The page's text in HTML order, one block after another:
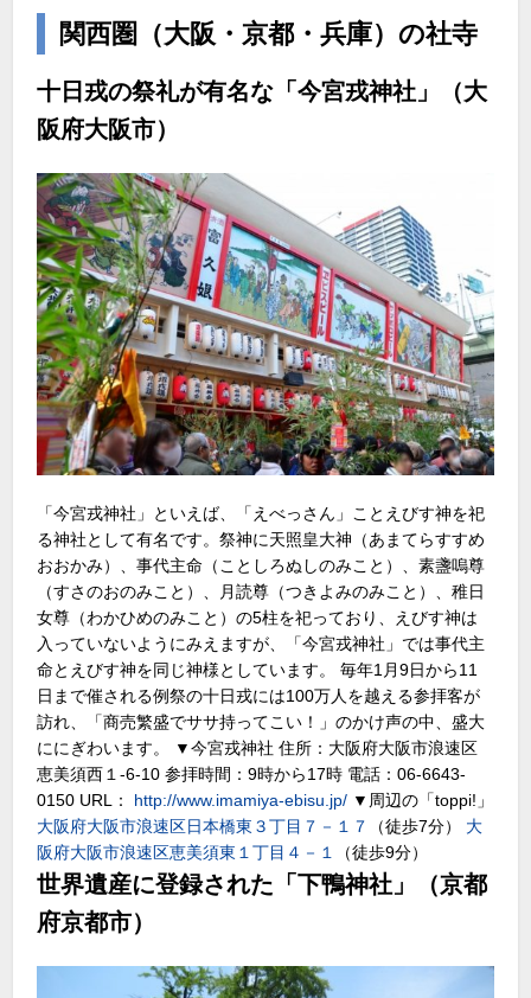
関西圏（大阪・京都・兵庫）の社寺
十日戎の祭礼が有名な「今宮戎神社」（大
阪府大阪市）
「今宮戎神社」といえば、「えべっさん」ことえびす神を祀
る神社として有名です。祭神に天照皇大神（あまてらすすめ
おおかみ）、事代主命（ことしろぬしのみこと）、素盞嗚尊
（すさのおのみこと）、月読尊（つきよみのみこと）、稚日
女尊（わかひめのみこと）の5柱を祀っており、えびす神は
入っていないようにみえますが、「今宮戎神社」では事代主
命とえびす神を同じ神様としています。 毎年1月9日から11
日まで催される例祭の十日戎には100万人を越える参拝客が
訪れ、「商売繁盛でササ持ってこい！」のかけ声の中、盛大
ににぎわいます。 ▼今宮戎神社 住所：大阪府大阪市浪速区
恵美須西１-6-10 参拝時間：9時から17時 電話：06-6643-
0150 URL： http://www.imamiya-ebisu.jp/ ▼周辺の「toppi!」
大阪府大阪市浪速区日本橋東３丁目７－１７
（徒歩7分） 大
阪府大阪市浪速区恵美須東１丁目４－１
（徒歩9分）
世界遺産に登録された「下鴨神社」（京都
府京都市）